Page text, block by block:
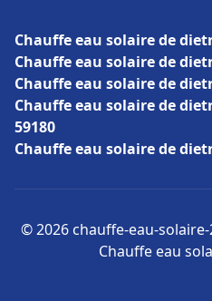
Chauffe eau solaire de
Chauffe eau solaire de
Chauffe eau solaire de
Chauffe eau solaire de
59180
Chauffe eau solaire de
© 2026 chauffe-eau-
Chauffe eau